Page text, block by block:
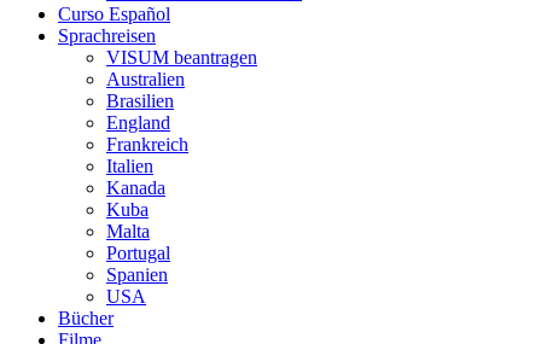
Curso Español
Sprachreisen
VISUM beantragen
Australien
Brasilien
England
Frankreich
Italien
Kanada
Kuba
Malta
Portugal
Spanien
USA
Bücher
Filme